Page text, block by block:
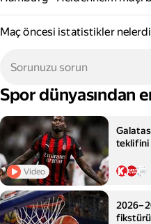
Maç öncesi istatistikler
Spor dünyasından
Video
teklifini
fikstürü